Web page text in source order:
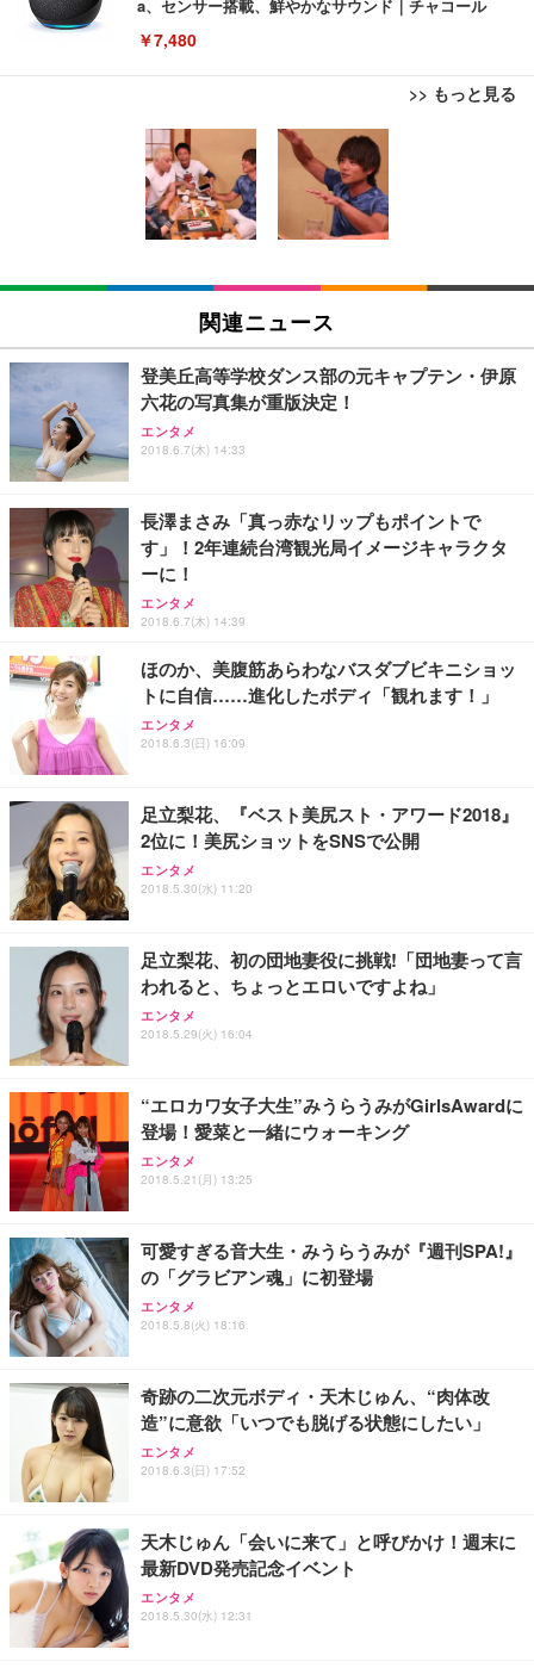
a、センサー搭載、鮮やかなサウンド｜チャコール
￥7,480
>> もっと見る
[EdoErgo] オフィスチェア 椅子 テレワーク 疲れな
い 跳ね上げ式アームレスト コンパクト 約105度ロッ
キング pc 事務椅子 360度回転 座面昇降 強化ナイロ
ン樹脂ベース 通気性メッシュ 在宅ワーク H-WY01
(黒網+黒枠+黒足)
￥5,699
SIHOO B100 オフィスチェア／デスクチェア メッシ
ュチェア 人間工学 疲れない ブラック
￥27,999
Sezlife オフィスチェア デスクチェア 疲れない テレ
ワーク チェア 強化バックレスト 30度ロッキング機
能 人間工学 椅子 腰サポート 90度跳ね上げ式アーム
ョン PCチェア 通気性メッシュ ゲーミング/勉強/事
務用 おしゃれ パソコンチェア (ブラック)
Sezlife オフィスチェア デスクチェア 疲れない テレ
ワーク チェア 強化バックレスト 30度ロッキング機
能 人間工学 椅子 腰サポート 90度跳ね上げ式アーム
レスト 3Dヘッドレスト ハンガー付き 高反発クッシ
務用 おしゃれ パソコンチェア (ホワイト)
￥7,680
ANDWINT オフィスチェア デスクチェア 肘なし メ
ッシュ 通気性 ランバーサポート付き 腰サポート ガ
ス圧無段階昇降 360度回転 キャスター付き コンパク
EIZO ビジネス向けプレミアムモニター | FlexScan
EV3240X-WT | 31.5型4K UHD・USB Type-C・ホワ
イト
￥105,595
EIZO ビジネス向けプレミアムモニター | FlexScan
￥109,572
【純正品】27"ゲーミングモニター DualSense 充電
フック付き（CFI-ZDM1J）
【整備済み品】Dell E2724HS 27インチ 液晶モニタ
ー フルHD（1920×1080）VA 非光沢 HDMI/DisplayP
ort/VGA スピーカー内蔵 高さ調整 スイベル VESA対
応 ComfortView ビジネス向け
￥15,800
【MiniLED/24.5inch/280Hz/FHD】GRAPHT THE S
HOOTER Gaming Monitor 24” Essential ゲーミン
グモニター QD 24.5インチ 1ms FHD 量子ドット 残
Amazonベーシック ペットシーツ 薄型 レギュラー 1
回使い捨て 無香料 ホワイト 300枚
￥3,373
Amazonベーシック ペットシーツ 厚型 ワイド 42枚
x2袋(84枚) ホワイト(吸収面:ライトブルー)
￥3,234
ネオ・ルーライフ ネオ・オムツ L 中型犬用 26枚入
り 単品
Smart Basic(スマートベーシック) 【Amazon.co.jp
限定】 Smart Basic アイリスオーヤマ ペットシーツ
超厚型 お徳用 ワイド 100枚入 (x 1) (ケース販売)
￥3,670
アイリスオーヤマ ペットシーツ 超厚型 お徳用 レギ
ュラー 200枚入【Amazon.co.jp限定】
関連ニュース
登美丘高等学校ダンス部の元キャプテン・伊原
六花の写真集が重版決定！
エンタメ
2018.6.7(木) 14:33
長澤まさみ「真っ赤なリップもポイントで
す」！2年連続台湾観光局イメージキャラクタ
ーに！
エンタメ
2018.6.7(木) 14:39
ほのか、美腹筋あらわなバスダブビキニショッ
トに自信……進化したボディ「観れます！」
エンタメ
2018.6.3(日) 16:09
足立梨花、『ベスト美尻スト・アワード2018』
2位に！美尻ショットをSNSで公開
エンタメ
2018.5.30(水) 11:20
足立梨花、初の団地妻役に挑戦!「団地妻って言
われると、ちょっとエロいですよね」
エンタメ
2018.5.29(火) 16:04
“エロカワ女子大生”みうらうみがGirlsAwardに
登場！愛菜と一緒にウォーキング
エンタメ
2018.5.21(月) 13:25
可愛すぎる音大生・みうらうみが『週刊SPA!』
の「グラビアン魂」に初登場
エンタメ
2018.5.8(火) 18:16
奇跡の二次元ボディ・天木じゅん、“肉体改
造”に意欲「いつでも脱げる状態にしたい」
エンタメ
2018.6.3(日) 17:52
天木じゅん「会いに来て」と呼びかけ！週末に
最新DVD発売記念イベント
エンタメ
2018.5.30(水) 12:31